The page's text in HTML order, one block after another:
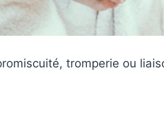
tromperie ou